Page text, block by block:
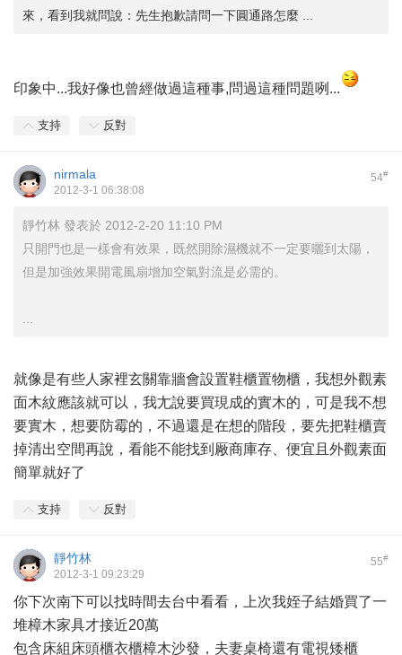
來，看到我就問說：先生抱歉請問一下圓通路怎麼 ...
印象中...我好像也曾經做過這種事,問過這種問題咧...
支持 反對
54#
nirmala
2012-3-1 06:38:08
靜竹林 發表於 2012-2-20 11:10 PM
只開門也是一樣會有效果，既然開除濕機就不一定要曬到太陽，
但是加強效果開電風扇增加空氣對流是必需的。
就像是有些人家裡玄關靠牆會設置鞋櫃置物櫃，我想外觀素
面木紋應該就可以，我尢說要買現成的實木的，可是我不想
要實木，想要防霉的，不過還是在想的階段，要先把鞋櫃賣
掉清出空間再說，看能不能找到厰商庫存、便宜且外觀素面
簡單就好了
支持 反對
55#
靜竹林
2012-3-1 09:23:29
你下次南下可以找時間去台中看看，上次我姪子結婚買了一
堆樟木家具才接近20萬
包含床組床頭櫃衣櫃樟木沙發，夫妻桌椅還有電視矮櫃